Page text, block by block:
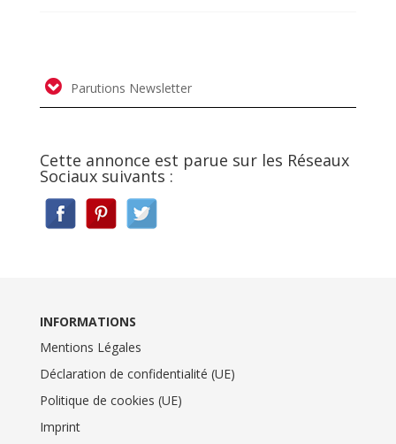
Parutions Newsletter
Cette annonce est parue sur les Réseaux
Sociaux suivants :
INFORMATIONS
Mentions Légales
Déclaration de confidentialité (UE)
Politique de cookies (UE)
Imprint